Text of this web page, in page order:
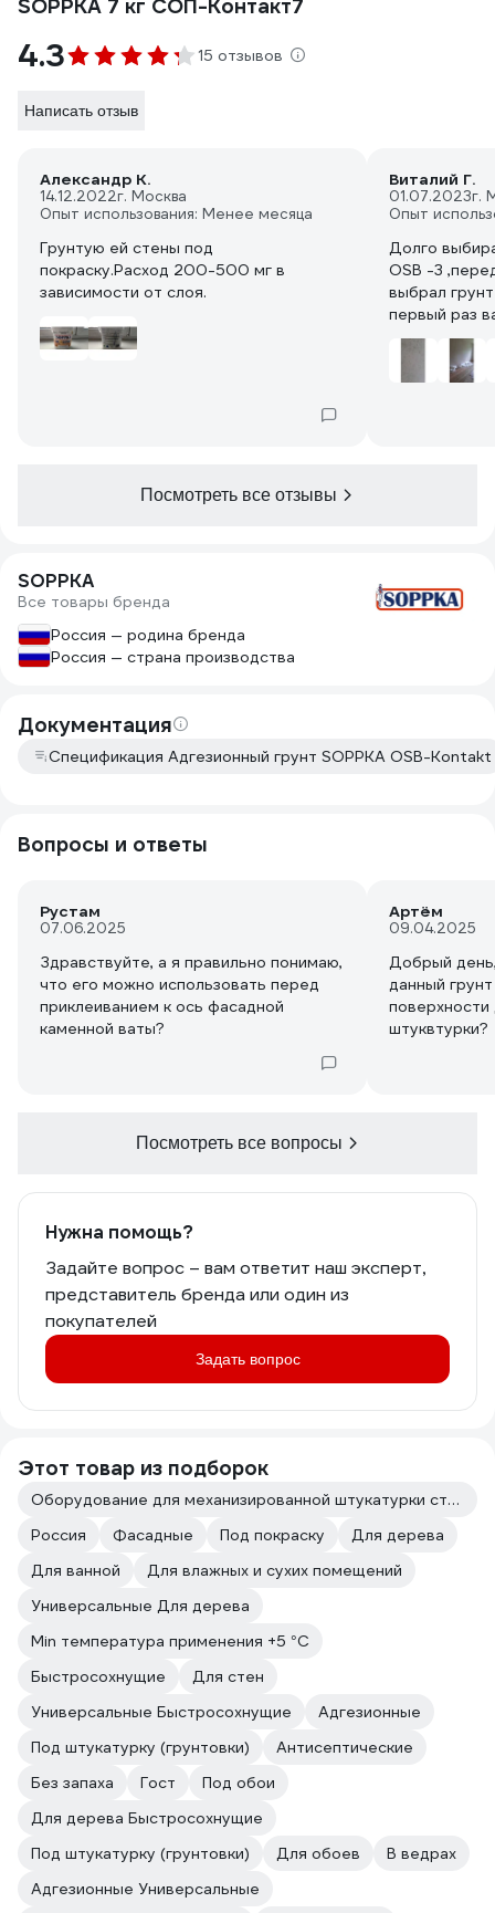
SOPPKA 7 кг СОП-Контакт7
4.3 15 отзывов
Написать отзыв
Александр К.
14.12.2022г. Москва
Опыт использования: Менее месяца
Грунтую ей стены под
покраску.Расход 200-500 мг в
зависимости от слоя.
Виталий Г.
01.07.2023г.
Опыт
Долго
OSB -3
выбрал
первый раз
проходили
показалось
получилась
этого и
+ на
Посмотреть все отзывы
SOPPKA
Все товары бренда
Россия — родина бренда
Россия — страна производства
Документация
Спецификация Адгезионный грунт SOPPKA OSB-Kontakt
Вопросы и ответы
Рустам
07.06.2025
Здравствуйте, а я правильно понимаю,
что его можно использовать перед
приклеиванием к ось фасадной
каменной ваты?
Артём
09.04.2025
Добрый
данный
штуквтурки?
Посмотреть все вопросы
Нужна помощь?
Задайте вопрос – вам ответит наш эксперт,
представитель бренда или один из
покупателей
Задать вопрос
Этот товар из подборок
Оборудование для механизированной штукатурки стен
Россия
Фасадные Под покраску
Для дерева
Для ванной
Для влажных и сухих помещений
Универсальные Для дерева
Min температура применения +5 °С
Быстросохнущие
Для стен
Универсальные Быстросохнущие
Адгезионные
Под штукатурку (грунтовки)
Антисептические
Без запаха
Гост
Под обои
Для дерева Быстросохнущие
Под штукатурку (грунтовки)
Для обоев
В ведрах
Адгезионные Универсальные